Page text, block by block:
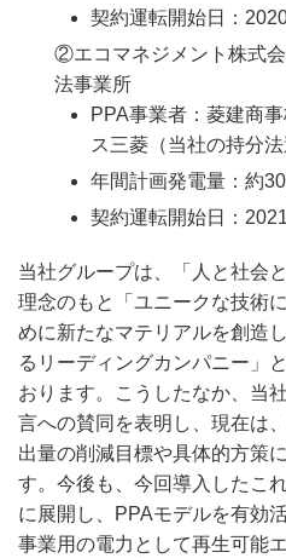
契約運転開始日：
②エコマネジメント株式
法事業所
PPA事業者：菱建商
ス三菱（当社の持分
年間計画発電量：約
契約運転開始日：
当社グループは、「人と社会
理念のもと「ユニークな技術
めに新たなマテリアルを創造
るリーディングカンパニー」
おります。こうしたなか、当
言への賛同を表明し、現在は
出量の削減目標や具体的方策
す。今後も、今回導入したこ
に展開し、PPAモデルを有効
事業用の電力として再生可能